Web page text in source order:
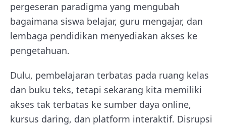
pergeseran paradigma yang mengubah
bagaimana siswa belajar, guru mengajar, dan
lembaga pendidikan menyediakan akses ke
pengetahuan.
Dulu, pembelajaran terbatas pada ruang kelas
dan buku teks, tetapi sekarang kita memiliki
akses tak terbatas ke sumber daya online,
kursus daring, dan platform interaktif. Disrupsi